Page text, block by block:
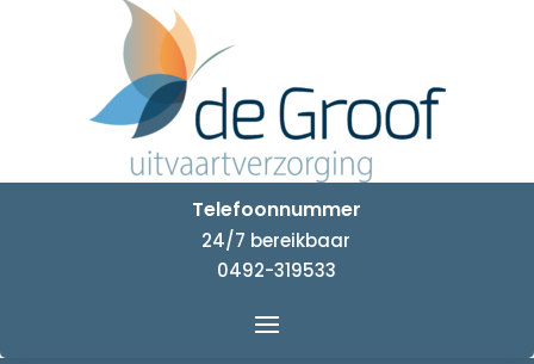
Telefoonnummer
24/7 bereikbaar
0492-319533